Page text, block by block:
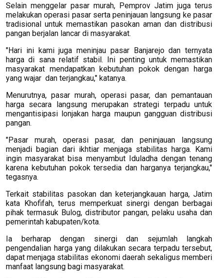
Selain menggelar pasar murah, Pemprov Jatim juga terus
melakukan operasi pasar serta peninjauan langsung ke pasar
tradisional untuk memastikan pasokan aman dan distribusi
pangan berjalan lancar di masyarakat.
"Hari ini kami juga meninjau pasar Banjarejo dan ternyata
harga di sana relatif stabil. Ini penting untuk memastikan
masyarakat mendapatkan kebutuhan pokok dengan harga
yang wajar dan terjangkau," katanya.
Menurutnya, pasar murah, operasi pasar, dan pemantauan
harga secara langsung merupakan strategi terpadu untuk
mengantisipasi lonjakan harga maupun gangguan distribusi
pangan.
"Pasar murah, operasi pasar, dan peninjauan langsung
menjadi bagian dari ikhtiar menjaga stabilitas harga. Kami
ingin masyarakat bisa menyambut Iduladha dengan tenang
karena kebutuhan pokok tersedia dan harganya terjangkau,"
tegasnya.
Terkait stabilitas pasokan dan keterjangkauan harga, Jatim
kata Khofifah, terus memperkuat sinergi dengan berbagai
pihak termasuk Bulog, distributor pangan, pelaku usaha dan
pemerintah kabupaten/kota.
Ia berharap dengan sinergi dan sejumlah langkah
pengendalian harga yang dilakukan secara terpadu tersebut,
dapat menjaga stabilitas ekonomi daerah sekaligus memberi
manfaat langsung bagi masyarakat.